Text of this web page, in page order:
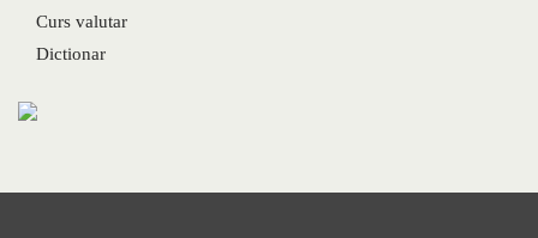
Curs valutar
Dictionar